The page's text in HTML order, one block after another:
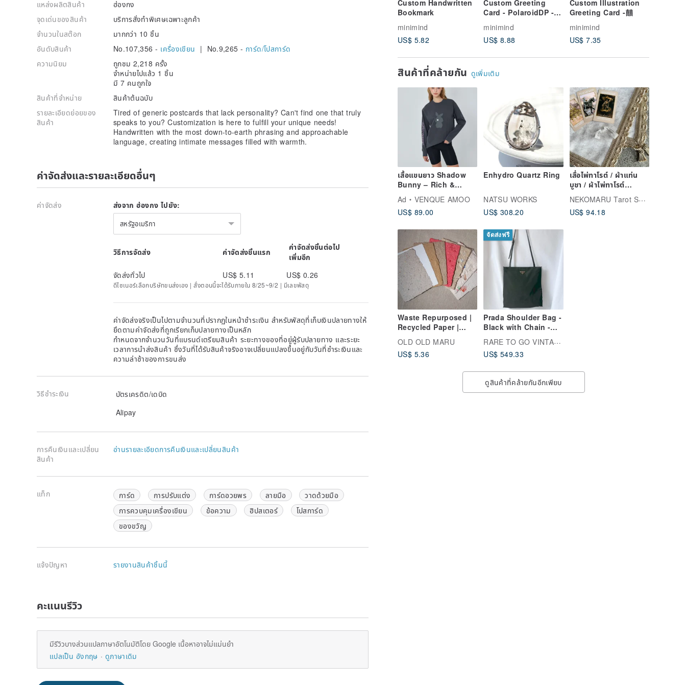
Custom Handwritten
Bookmark
minimind
US$ 5.82
Custom Greeting
Card - PolaroidDP -
Be Strong for
Yourself
minimind
US$ 8.88
Custom Illustration
Greeting Card -囍
minimind
US$ 7.35
สินค้าที่คล้ายกัน ดูเพิ่มเติม
เสื้อแขนยาว Shadow
Bunny – Rich &
Single
Ad
VENQUE AMOO
US$ 89.00
Enhydro Quartz Ring
NATSU WORKS
US$ 308.20
เสื่อไพ่ทาโรต์ / ผ้าแท่น
บูชา / ผ้าไพ่ทาโรต์
Handmade Made in
JAPAN
NEKOMARU Tarot Shop
US$ 94.18
Waste Repurposed |
Recycled Paper |
Postcard | Card | 9
Colors | Sold
OLD OLD MARU
US$ 5.36
จัดส่งฟรี
Prada Shoulder Bag -
Black with Chain -
RARE TO GO VINTAGE ร้านเลือกซื้อสินค้าแบบวินเทจ
US$ 549.33
ดูสินค้าที่คล้ายกันอีกเพียบ
แหล่งผลิตสินค้า
ฮ่องกง
จุดเด่นของสินค้า
บริการสั่งทำพิเศษเฉพาะลูกค้า
จำนวนในสต๊อก
มากกว่า 10 ชิ้น
อันดับสินค้า
No.107,356 - เครื่องเขียน | No.9,265 - การ์ด/โปสการ์ด
ความนิยม
ถูกชม 2,218 ครั้ง
จำหน่ายไปแล้ว 1 ชิ้น
มี 7 คนถูกใจ
สินค้าที่จำหน่าย
สินค้าต้นฉบับ
รายละเอียดย่อยของ
สินค้า
Tired of generic postcards that lack personality? Can't find one that truly
speaks to you? Customization is here to fulfill your unique needs!
Handwritten with the most down-to-earth phrasing and approachable
language, creating intimate messages filled with warmth.
ค่าจัดส่งและรายละเอียดอื่นๆ
ค่าจัดส่ง ส่งจาก ฮ่องกง ไปยัง:
สหรัฐอเมริกา
วิธีการจัดส่ง ค่าจัดส่งชิ้นแรก
ค่าจัดส่งชิ้นต่อไป
เพิ่มอีก
จัดส่งทั่วไป
US$ 5.11 US$ 0.26
ดีไซเนอร์เลือกบริษัทขนส่งเอง | สั่งตอนนี้จะได้รับภายใน 8/25~9/2 | มีเลขพัสดุ
ค่าจัดส่งจริงเป็นไปตามจำนวนที่ปรากฏในหน้าชำระเงิน สำหรับพัสดุที่เก็บเงินปลายทางให้
ยึดตามค่าจัดส่งที่ถูกเรียกเก็บปลายทางเป็นหลัก
กำหนดจากจำนวนวันที่แบรนด์เตรียมสินค้า ระยะทางของที่อยู่ผู้รับปลายทาง และระยะ
เวลาการนำส่งสินค้า ซึ่งวันที่ได้รับสินค้าจริงอาจเปลี่ยนแปลงขึ้นอยู่กับวันที่ชำระเงินและ
ความล่าช้าของการขนส่ง
วิธีชำระเงิน
บัตรเครดิต/เดบิด
Alipay
การคืนเงินและเปลี่ยน
สินค้า
อ่านรายละเอียดการคืนเงินและเปลี่ยนสินค้า
แท็ก การ์ด การปรับแต่ง การ์ดอวยพร ลายมือ
วาดด้วยมือ
การควบคุมเครื่องเขียน
ข้อความ ฮิปสเตอร์
โปสการ์ด
ของขวัญ
แจ้งปัญหา รายงานสินค้าชิ้นนี้
คะแนนรีวิว
มีรีวิวบางส่วนแปลภาษาอัตโนมัติโดย Google เนื้อหาอาจไม่แม่นยำ
แปลเป็น อังกฤษ
ดูภาษาเดิม